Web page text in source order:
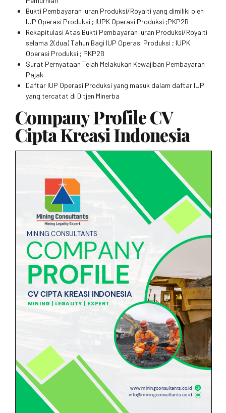
Bukti Pembayaran Iuran Produksi/Royalti yang dimiliki oleh
IUP Operasi Produksi ; IUPK Operasi Produksi ;PKP2B
Rekapitulasi Atas Bukti Pembayaran Iuran Produksi/Royalti
selama 2(dua) Tahun Bagi IUP Operasi Produksi ; IUPK
Operasi Produksi ; PKP2B
Surat Pernyataan Telah Melakukan Kewajiban Pembayaran
Pajak
Daftar IUP Operasi Produksi yang masuk dalam daftar IUP
yang tercatat di Ditjen Minerba
Company Profile CV
Cipta Kreasi Indonesia